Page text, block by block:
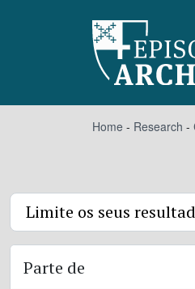
Home - Research -
Limite os seus
Parte de